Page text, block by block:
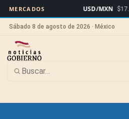
MERCADOS USD/MXN $17.15
Sábado 8 de agosto de 2026 · México